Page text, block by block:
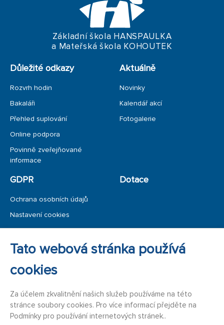
Základní škola HANSPAULKA
a Mateřská škola KOHOUTEK
Důležité odkazy
Rozvrh hodin
Bakaláři
Přehled suplování
Online podpora
Povinně zveřejňované
informace
Aktuálně
Novinky
Kalendář akcí
Fotogalerie
GDPR
Ochrana osobních údajů
Nastavení cookies
Ochrana oznamovatele
Dotace
Úřední deska
Tato webová stránka používá
cookies
Za účelem zkvalitnění našich služeb používáme na této
stránce soubory cookies. Pro více informací přejděte na
Podmínky pro používání internetových stránek..